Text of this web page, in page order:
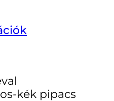
kék pipacs